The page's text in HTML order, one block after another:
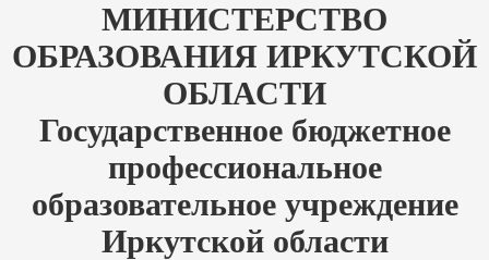
МИНИСТЕРСТВО
ОБРАЗОВАНИЯ ИРКУТСКОЙ
ОБЛАСТИ
Государственное бюджетное
профессиональное
образовательное учреждение
Иркутской области